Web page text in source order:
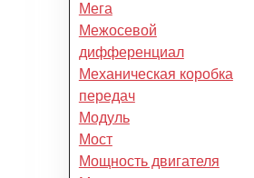
Мега
Межосевой
дифференциал
Механическая коробка
передач
Модуль
Мост
Мощность двигателя